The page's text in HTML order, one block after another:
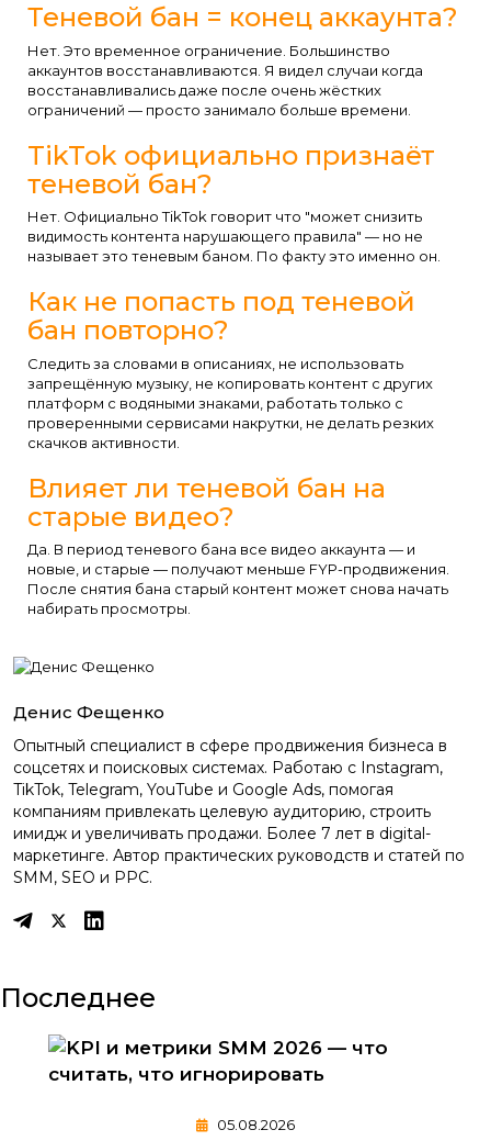
Теневой бан = конец аккаунта?
Нет. Это временное ограничение. Большинство
аккаунтов восстанавливаются. Я видел случаи когда
восстанавливались даже после очень жёстких
ограничений — просто занимало больше времени.
TikTok официально признаёт
теневой бан?
Нет. Официально TikTok говорит что "может снизить
видимость контента нарушающего правила" — но не
называет это теневым баном. По факту это именно он.
Как не попасть под теневой
бан повторно?
Следить за словами в описаниях, не использовать
запрещённую музыку, не копировать контент с других
платформ с водяными знаками, работать только с
проверенными сервисами накрутки, не делать резких
скачков активности.
Влияет ли теневой бан на
старые видео?
Да. В период теневого бана все видео аккаунта — и
новые, и старые — получают меньше FYP-продвижения.
После снятия бана старый контент может снова начать
набирать просмотры.
Денис Фещенко
Опытный специалист в сфере продвижения бизнеса в
соцсетях и поисковых системах. Работаю с Instagram,
TikTok, Telegram, YouTube и Google Ads, помогая
компаниям привлекать целевую аудиторию, строить
имидж и увеличивать продажи. Более 7 лет в digital-
маркетинге. Автор практических руководств и статей по
SMM, SEO и PPC.
Последнее
05.08.2026